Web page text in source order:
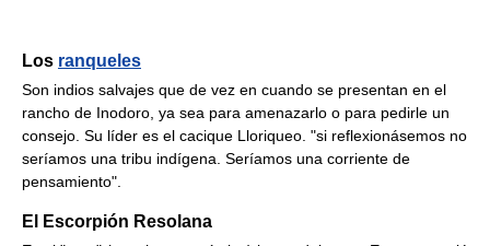
Los ranqueles
Son indios salvajes que de vez en cuando se presentan en el
rancho de Inodoro, ya sea para amenazarlo o para pedirle un
consejo. Su líder es el cacique Lloriqueo. "si reflexionásemos no
seríamos una tribu indígena. Seríamos una corriente de
pensamiento".
El Escorpión Resolana